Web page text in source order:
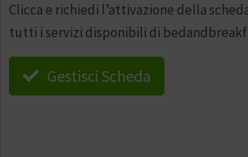
Clicca e richiedi l’attivazione della
tutti i servizi disponibili di
Gestisci Scheda